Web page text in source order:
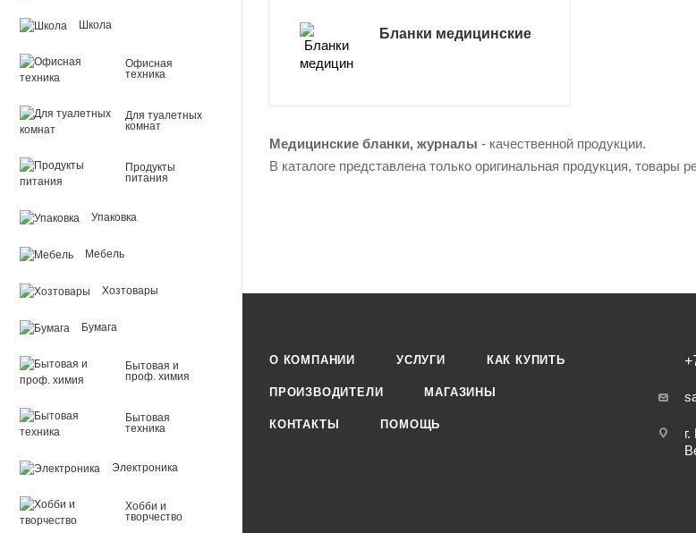
Школа
Офисная
техника
Для туалетных
комнат
Продукты
питания
Упаковка
Мебель
Хозтовары
Бумага
Бытовая и
проф. химия
Бытовая
техника
Электроника
Хобби и
творчество
Бланки медицинские
Медицинские бланки, журналы - качественной продукции.
В каталоге представлена только оригинальная продукция, товары
О КОМПАНИИ УСЛУГИ КАК КУПИТЬ
ПРОИЗВОДИТЕЛИ МАГАЗИНЫ
КОНТАКТЫ ПОМОЩЬ